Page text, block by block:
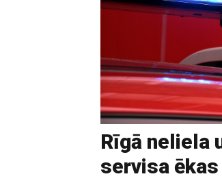
Rīgā neliela
servisa